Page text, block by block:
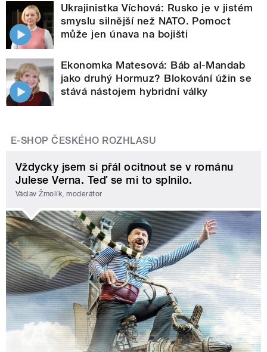
Ukrajinistka Víchová: Rusko je v jistém
smyslu silnější než NATO. Pomoct
může jen únava na bojišti
Ekonomka Matesová: Báb al-Mandab
jako druhý Hormuz? Blokování úžin se
stává nástojem hybridní války
E-SHOP ČESKÉHO ROZHLASU
Vždycky jsem si přál ocitnout se v románu
Julese Verna. Teď se mi to splnilo.
Václav Žmolík, moderátor